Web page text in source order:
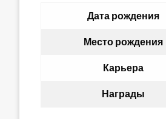
Дата рождения
Место рождения
Карьера
Награды